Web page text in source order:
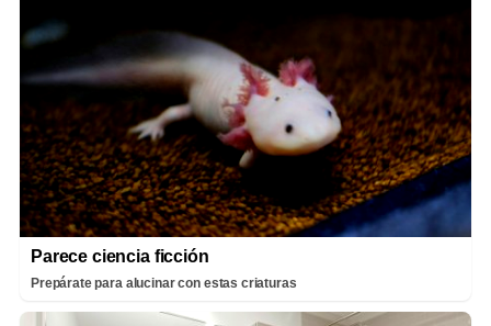
Parece ciencia ficción
Prepárate para alucinar con estas criaturas